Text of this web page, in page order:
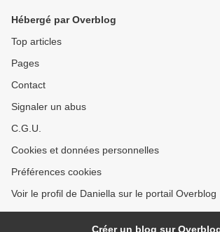
Hébergé par Overblog
Top articles
Pages
Contact
Signaler un abus
C.G.U.
Cookies et données personnelles
Préférences cookies
Voir le profil de Daniella sur le portail Overblog
Créer un blog sur